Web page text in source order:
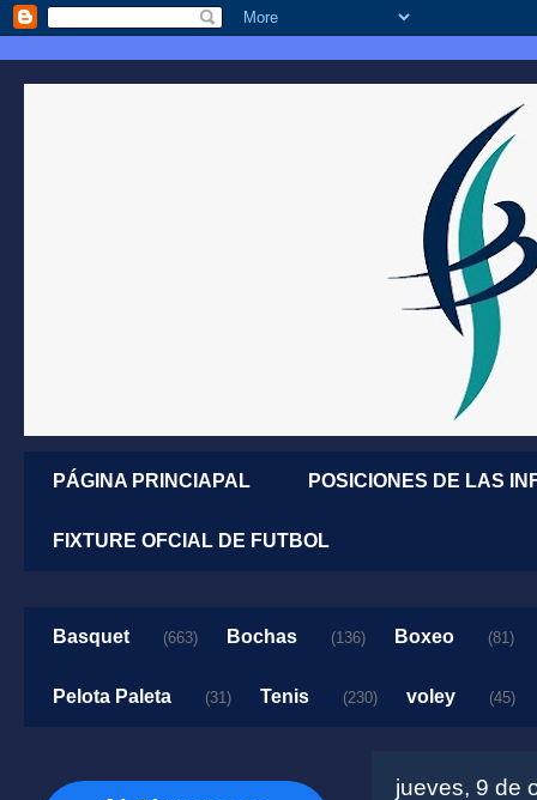
PÁGINA PRINCIAPAL POSICIONES DE LAS
FIXTURE OFCIAL DE FUTBOL
Basquet (663) Bochas (136) Boxeo (81)
Pelota Paleta (31) Tenis (230) voley (45)
jueves, 9 de